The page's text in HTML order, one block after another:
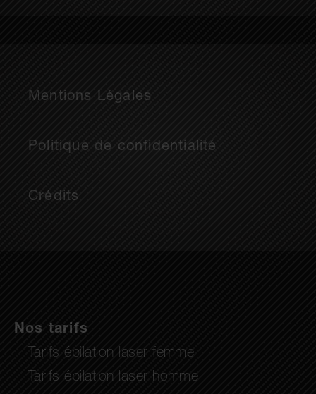
Mentions Légales
Politique de confidentialité
Crédits
Nos tarifs
Tarifs épilation laser femme
Tarifs épilation laser homme